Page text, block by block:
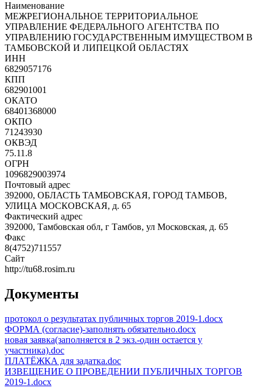
Наименование
МЕЖРЕГИОНАЛЬНОЕ ТЕРРИТОРИАЛЬНОЕ
УПРАВЛЕНИЕ ФЕДЕРАЛЬНОГО АГЕНТСТВА ПО
УПРАВЛЕНИЮ ГОСУДАРСТВЕННЫМ ИМУЩЕСТВОМ В
ТАМБОВСКОЙ И ЛИПЕЦКОЙ ОБЛАСТЯХ
ИНН
6829057176
КПП
682901001
ОКАТО
68401368000
ОКПО
71243930
ОКВЭД
75.11.8
ОГРН
1096829003974
Почтовый адрес
392000, ОБЛАСТЬ ТАМБОВСКАЯ, ГОРОД ТАМБОВ,
УЛИЦА МОСКОВСКАЯ, д. 65
Фактический адрес
392000, Тамбовская обл, г Тамбов, ул Московская, д. 65
Факс
8(4752)711557
Сайт
http://tu68.rosim.ru
Документы
протокол о результатах публичных торгов 2019-1.docx
ФОРМА (согласие)-заполнять обязательно.docx
новая заявка(заполняется в 2 экз.-один остается у
участника).doc
ПЛАТЁЖКА для задатка.doc
ИЗВЕЩЕНИЕ О ПРОВЕДЕНИИ ПУБЛИЧНЫХ ТОРГОВ
2019-1.docx